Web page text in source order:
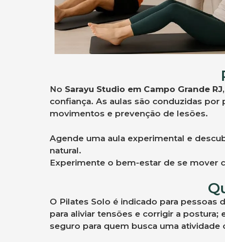
No Sarayu Studio em Campo Grande RJ
confiança. As aulas são conduzidas
movimentos e prevenção de lesões.
Agende uma aula experimental e
natural.
Experimente o bem-estar de se mover
O Pilates Solo é indicado para
para aliviar tensões e corrigir a
seguro para quem busca uma